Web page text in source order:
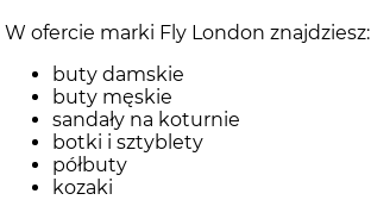
W ofercie marki Fly London znajdziesz:
buty damskie
buty męskie
sandały na koturnie
botki i sztyblety
półbuty
kozaki